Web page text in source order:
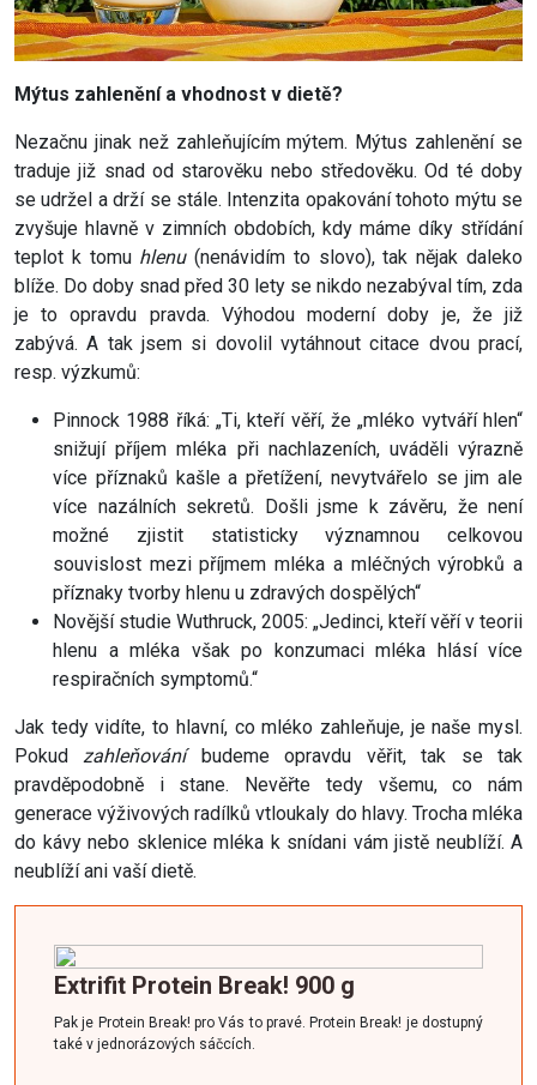
Mýtus zahlenění a vhodnost v dietě?
Nezačnu jinak než zahleňujícím mýtem. Mýtus zahlenění se
traduje již snad od starověku nebo středověku. Od té doby
se udržel a drží se stále. Intenzita opakování tohoto mýtu se
zvyšuje hlavně v zimních obdobích, kdy máme díky střídání
teplot k tomu hlenu(nenávidím to slovo), tak nějak daleko
blíže. Do doby snad před 30 lety se nikdo nezabýval tím, zda
je to opravdu pravda. Výhodou moderní doby je, že již
zabývá. A tak jsem si dovolil vytáhnout citace dvou prací,
resp. výzkumů:
Pinnock 1988 říká: „Ti, kteří věří, že „mléko vytváří hlen“
snižují příjem mléka při nachlazeních, uváděli výrazně
více příznaků kašle a přetížení, nevytvářelo se jim ale
více nazálních sekretů. Došli jsme k závěru, že není
možné zjistit statisticky významnou celkovou
souvislost mezi příjmem mléka a mléčných výrobků a
příznaky tvorby hlenu u zdravých dospělých“
Novější studie Wuthruck, 2005: „Jedinci, kteří věří v teorii
hlenu a mléka však po konzumaci mléka hlásí více
respiračních symptomů.“
Jak tedy vidíte, to hlavní, co mléko zahleňuje, je naše mysl.
Pokud zahleňováníbudeme opravdu věřit, tak se tak
pravděpodobně i stane. Nevěřte tedy všemu, co nám
generace výživových radílků vtloukaly do hlavy. Trocha mléka
do kávy nebo sklenice mléka k snídani vám jistě neublíží. A
neublíží ani vaší dietě.
Extrifit Protein Break! 900 g
Pak je Protein Break! pro Vás to pravé. ProteinBreak! je dostupný
také v jednorázových sáčcích.